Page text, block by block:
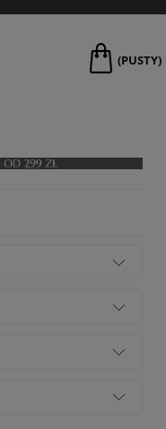
(PUSTY)